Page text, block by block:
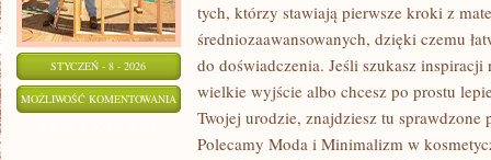
STYCZEŃ - 8 - 2026
MOŻLIWOŚĆ KOMENTOWANIA MAKE-
tych, którzy stawiają pierwsze kroki z
średniozaawansowanych, dzięki czemu
do doświadczenia. Jeśli szukasz
wielkie wyjście albo chcesz po prostu
Twojej urodzie, znajdziesz tu sprawdzone
Polecamy Moda i Minimalizm w